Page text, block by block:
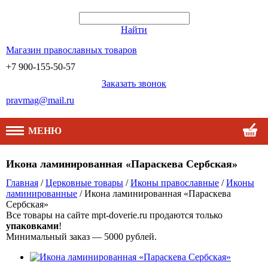
Найти
Магазин православных товаров
+7 900-155-50-57
Заказать звонок
pravmag@mail.ru
МЕНЮ
Икона ламинированная «Параскева Сербская»
Главная /Церковные товары /Иконы православные /Иконы
ламинированные / Икона ламинированная «Параскева
Сербская»
Все товары на сайте mpt-doverie.ru продаются только
упаковками!
Минимальный заказ — 5000 рублей.